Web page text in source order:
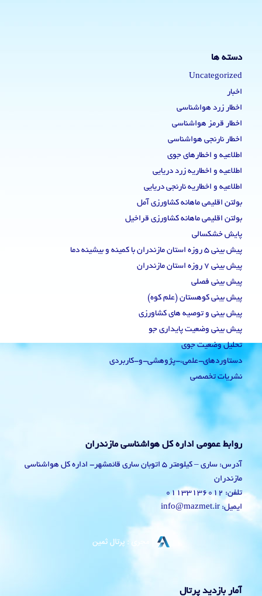
دسته ها
Uncategorized
اخبار
اخطار زرد هواشناسی
اخطار قرمز هواشناسی
اخطار نارنجی هواشناسی
اطلاعیه و اخطارهای جوی
اطلاعیه و اخطاریه زرد دریایی
اطلاعیه و اخطاریه نارنجی دریایی
بولتن اقلیمی ماهانه کشاورزی آمل
بولتن اقلیمی ماهانه کشاورزی قراخیل
پایش خشکسالی
پیش بینی 5 روزه استان مازندران با کمینه و بیشینه دما
پیش بینی 7 روزه استان مازندران
پیش بینی فصلی
پیش بینی کوهستان (علم کوه)
پیش بینی و توصیه های کشاورزی
پیش بینی وضعیت پایداری جو
تحلیل وضعیت جوی
دستاوردهای-علمی،-پژوهشی-و-کاربردی
نشریات تخصصی
روابط عمومی اداره کل هواشناسی مازندران
آدرس: ساری – کیلومتر 5 اتوبان ساری قائمشهر- اداره کل هواشناسی
مازندران
تلفن: 01133136012
ایمیل: info@mazmet.ir
آمار بازدید پرتال